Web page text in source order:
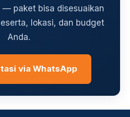
— paket bisa disesuaikan
lokasi, dan budget
Anda.
via WhatsApp